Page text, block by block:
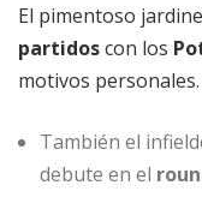
El pimentoso
partidoscon los
motivos personales.
También el
debute en el